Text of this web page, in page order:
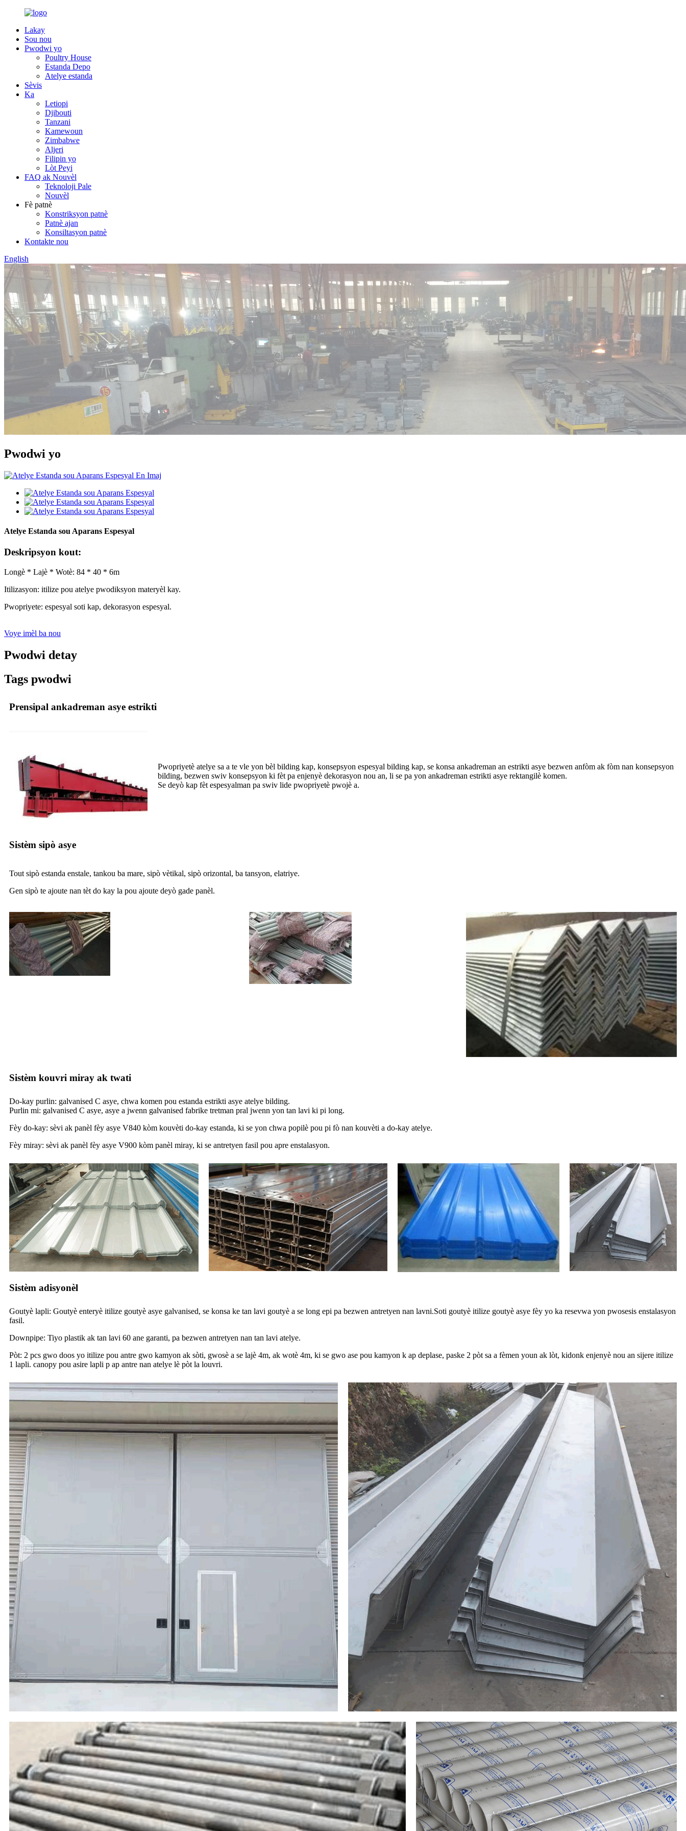
Lakay
Sou nou
Pwodwi yo
Poultry House
Estanda Depo
Atelye estanda
Sèvis
Ka
Letiopi
Djibouti
Tanzani
Kamewoun
Zimbabwe
Aljeri
Filipin yo
Lòt Peyi
FAQ ak Nouvèl
Teknoloji Pale
Nouvèl
Fè patnè
Konstriksyon patnè
Patnè ajan
Konsiltasyon patnè
Kontakte nou
English
Pwodwi yo
Atelye Estanda sou Aparans Espesyal
Deskripsyon kout:
Longè * Lajè * Wotè: 84 * 40 * 6m
Itilizasyon: itilize pou atelye pwodiksyon materyèl kay.
Pwopriyete: espesyal soti kap, dekorasyon espesyal.
Voye imèl ba nou
Pwodwi detay
Tags pwodwi
Prensipal ankadreman asye estrikti
Pwopriyetè atelye sa a te vle yon bèl bilding kap, konsepsyon espesyal bilding kap, se konsa ankadreman an estrikti asye bezwen anfòm ak fòm nan konsepsyon
bilding, bezwen swiv konsepsyon ki fèt pa enjenyè dekorasyon nou an, li se pa yon ankadreman estrikti asye rektangilè komen.
Se deyò kap fèt espesyalman pa swiv lide pwopriyetè pwojè a.
Sistèm sipò asye
Tout sipò estanda enstale, tankou ba mare, sipò vètikal, sipò orizontal, ba tansyon, elatriye.
Gen sipò te ajoute nan tèt do kay la pou ajoute deyò gade panèl.
Sistèm kouvri miray ak twati
Do-kay purlin: galvanised C asye, chwa komen pou estanda estrikti asye atelye bilding.
Purlin mi: galvanised C asye, asye a jwenn galvanised fabrike tretman pral jwenn yon tan lavi ki pi long.
Fèy do-kay: sèvi ak panèl fèy asye V840 kòm kouvèti do-kay estanda, ki se yon chwa popilè pou pi fò nan kouvèti a do-kay atelye.
Fèy miray: sèvi ak panèl fèy asye V900 kòm panèl miray, ki se antretyen fasil pou apre enstalasyon.
Sistèm adisyonèl
Goutyè lapli: Goutyè enteryè itilize goutyè asye galvanised, se konsa ke tan lavi goutyè a se long epi pa bezwen antretyen nan lavni.Soti goutyè itilize goutyè asye fèy yo ka resevwa yon pwosesis enstalasyon
fasil.
Downpipe: Tiyo plastik ak tan lavi 60 ane garanti, pa bezwen antretyen nan tan lavi atelye.
Pòt: 2 pcs gwo doos yo itilize pou antre gwo kamyon ak sòti, gwosè a se lajè 4m, ak wotè 4m, ki se gwo ase pou kamyon k ap deplase, paske 2 pòt sa a fèmen youn ak lòt, kidonk enjenyè nou an sijere itilize
1 lapli. canopy pou asire lapli p ap antre nan atelye lè pòt la louvri.